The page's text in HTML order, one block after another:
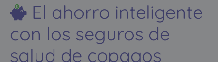
El ahorro inteligente
con los seguros de
salud de copagos